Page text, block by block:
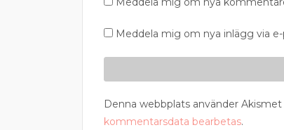
Meddela mig om nya inlägg via
Denna webbplats använder
kommentarsdata bearbetas.